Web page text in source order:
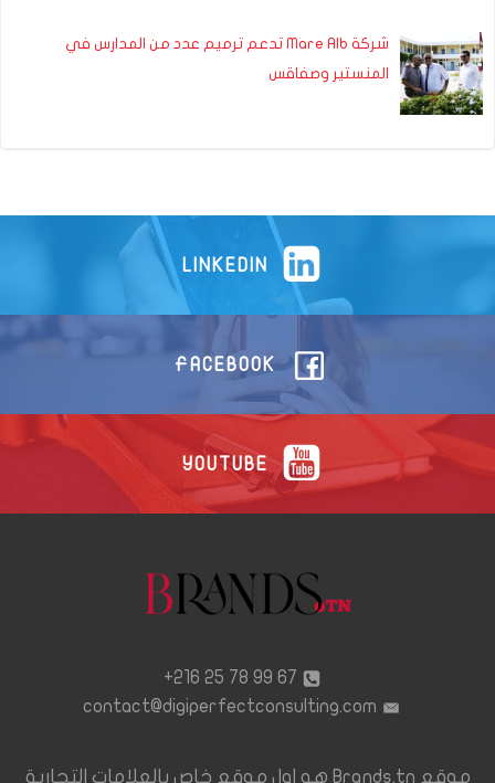
شركة Mare Alb تدعم ترميم عدد من المدارس في
المنستير وصفاقس
LINKEDIN
FACEBOOK
YOUTUBE
67 99 78 25 216+
contact@digiperfectconsulting.com
موقع Brands.tn هو اول موقع خاص بالعلامات التجارية